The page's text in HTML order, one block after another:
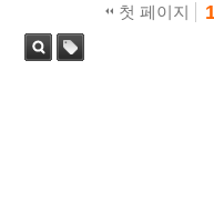
첫 페이지